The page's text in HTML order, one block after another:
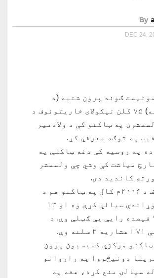
By
ګوند پرون شنبه (د
ډسمبر ۲۳مه) ۷۵ کلن نیکولای خاریتونوف د
په ټاکنو کې د ولادمیر
په توګه معرفي کړ.
په روسیه کې دغه ټاکنې په
میاشت کې وشي چې ولسمشر
کاندید دی.
خاریتونوف د ۲۰۰۴م کال په ټاکنو هم د
پوتین په وړاندې سیالي کړې وه او ۱۳
اعشاریه ۷ فیصده رایې یې ګټلې وې. د
وې.
مرکزي کمیسیون پرون
دونیڅووا په راروانو
سیالۍ منع کړه، هغه په